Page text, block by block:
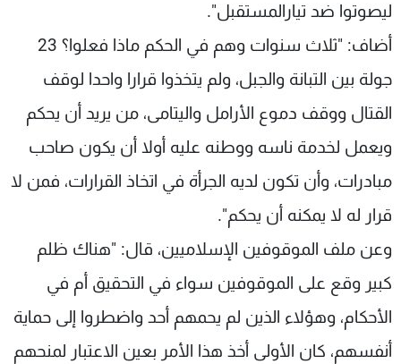
ليصوتوا ضد تيارالمستقبل".
أضاف: "ثلاث سنوات وهم في الحكم ماذا فعلوا؟ 23
جولة بين التبانة والجبل، ولم يتخذوا قرارا واحدا لوقف
القتال ووقف دموع الأرامل واليتامى، من يريد أن يحكم
ويعمل لخدمة ناسه ووطنه عليه أولا أن يكون صاحب
مبادرات، وأن تكون لديه الجرأة في اتخاذ القرارات، فمن لا
قرار له لا يمكنه أن يحكم".
وعن ملف الموقوفين الإسلاميين، قال: "هناك ظلم
كبير وقع على الموقوفين سواء في التحقيق أم في
الأحكام، وهؤلاء الذين لم يحمهم أحد واضطروا إلى حماية
أنفسهم، كان الأولى أخذ هذا الأمر بعين الاعتبار لمنحهم